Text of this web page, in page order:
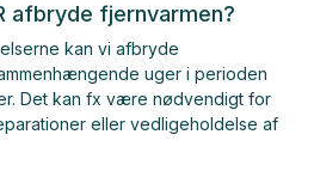
afbryde fjernvarmen?
kan vi afbryde
uger i perioden
Det kan fx være nødvendigt for
eller vedligeholdelse af